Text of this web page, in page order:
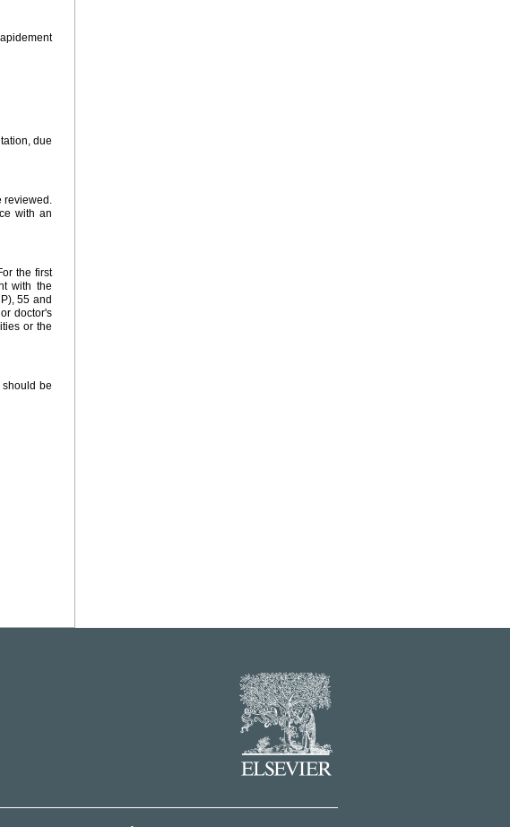
due
reviewed.
with an
the first
with the
55 and
doctor's
or the
be